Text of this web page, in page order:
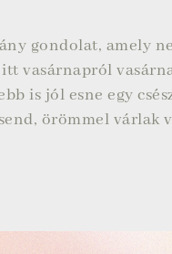
gondolat, amely
vasárnapról
is jól esne egy
örömmel várlak